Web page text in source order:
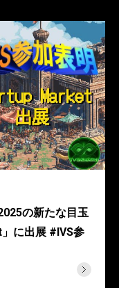
の新たな目玉
に出展 #IVS参